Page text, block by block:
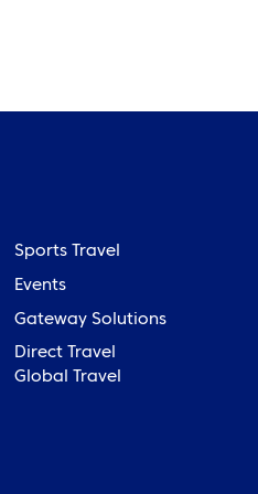
Sports Travel
Events
Gateway Solutions
Direct Travel
Global Travel